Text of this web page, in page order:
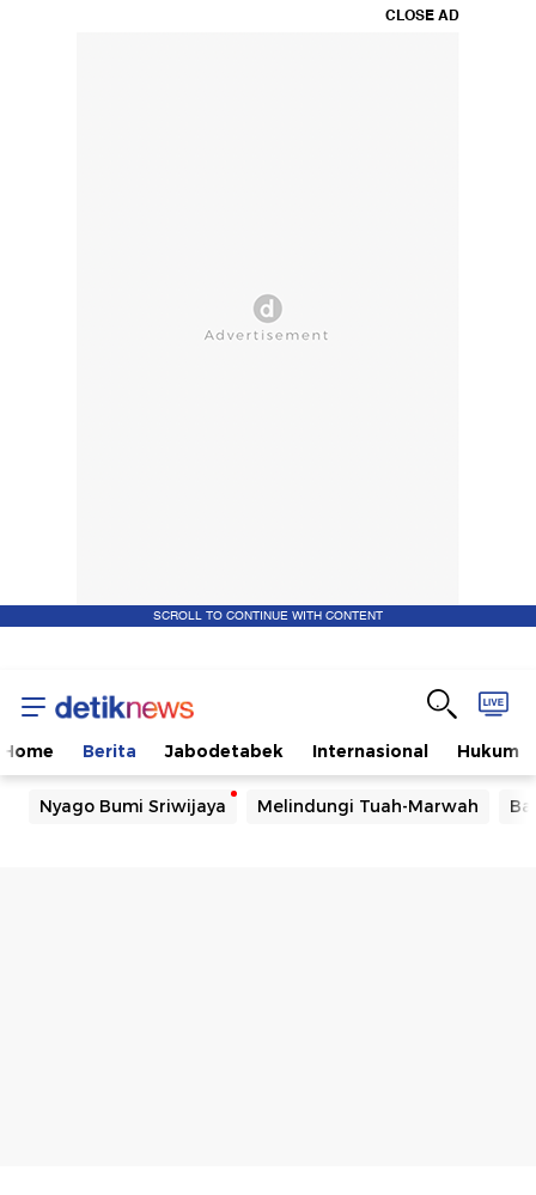
CLOSE AD
SCROLL TO CONTINUE WITH CONTENT
Home Berita Jabodetabek Internasional Hukum
Nyago Bumi Sriwijaya Melindungi Tuah-Marwah